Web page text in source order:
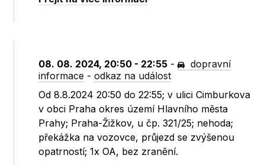
08. 08. 2024, 20:50 - 22:55 -
dopravní
informace -odkaz na událost
Od 8.8.2024 20:50 do 22:55; v ulici Cimburkova
v obci Praha okres území Hlavního města
Prahy; Praha-Žižkov, u čp. 321/25; nehoda;
překážka na vozovce, průjezd se zvýšenou
opatrností; 1x OA, bez zranění.